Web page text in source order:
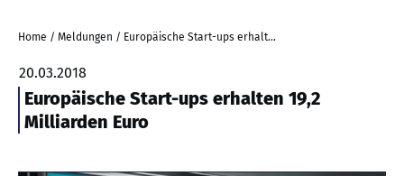
Home / Meldungen / Europäische Start-ups erhalten 19,2 Milliarden Euro
20.03.2018
Europäische Start-ups erhalten 19,2
Milliarden Euro